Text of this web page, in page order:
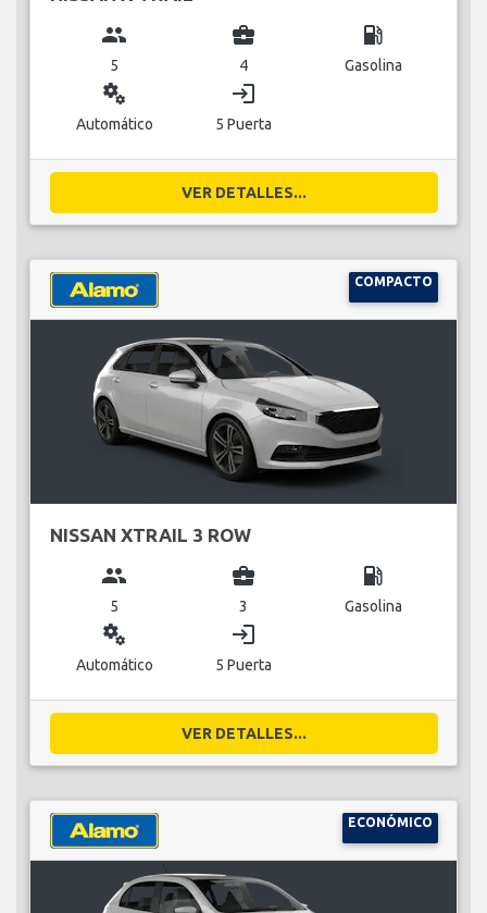
group
5
business_center
4
local_gas_station
Gasolina
miscellaneous_services
Automático
login
5 Puerta
VER DETALLES...
COMPACTO
NISSAN XTRAIL 3 ROW
group
5
business_center
3
local_gas_station
Gasolina
miscellaneous_services
Automático
login
5 Puerta
VER DETALLES...
ECONÓMICO